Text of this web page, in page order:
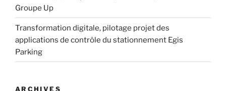
Groupe Up
Transformation digitale, pilotage projet des
applications de contrôle du stationnement Egis
Parking
ARCHIVES